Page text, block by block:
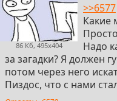
86 Кб, 495x404
>>6577
Какие
Надо
за загадки? Я должен
потом через него
Пиздос, что с нами